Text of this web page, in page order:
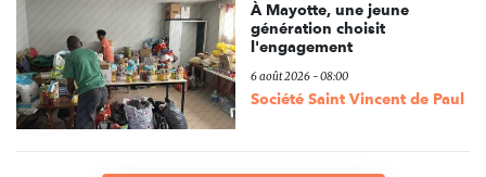
À Mayotte, une jeune
génération choisit
l'engagement
6 août 2026 - 08:00
Société Saint Vincent de Paul